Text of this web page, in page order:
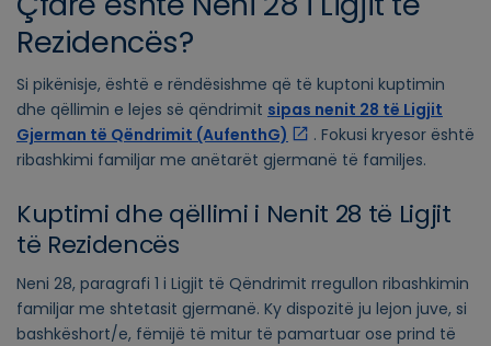
Rezidencës?
Si pikënisje, është e rëndësishme që të kuptoni kuptimin
dhe qëllimin e lejes së qëndrimit sipas nenit 28 të Ligjit
Gjerman të Qëndrimit (AufenthG)
. Fokusi kryesor është
ribashkimi familjar me anëtarët gjermanë të familjes.
Kuptimi dhe qëllimi i Nenit 28 të Ligjit
të Rezidencës
Neni 28, paragrafi 1 i Ligjit të Qëndrimit rregullon ribashkimin
familjar me shtetasit gjermanë. Ky dispozitë ju lejon juve, si
bashkëshort/e, fëmijë të mitur të pamartuar ose prind të